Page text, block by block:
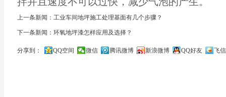
上一条新闻：工业车间地坪施工处理基面有几个步骤？
下一条新闻：环氧地坪漆怎样应用及选择？
分享到： QQ空间 微信 腾讯微博 新浪微博 QQ好友
飞信